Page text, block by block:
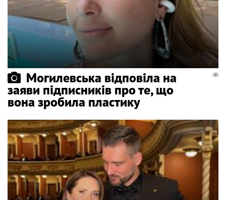
Могилевська відповіла на
заяви підписників про те, що
вона зробила пластику